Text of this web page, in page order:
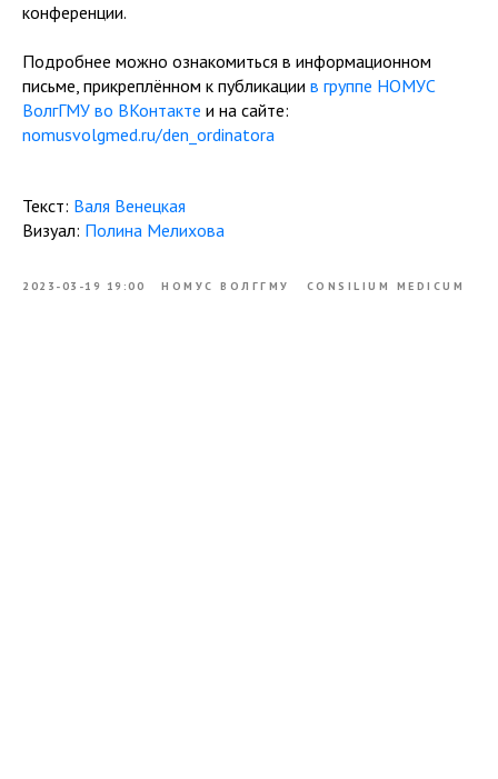
конференции.
Подробнее можно ознакомиться в информационном
письме, прикреплённом к публикации в группе НОМУС
ВолгГМУ во ВКонтакте и на сайте:
nomusvolgmed.ru/den_ordinatora
Текст: Валя Венецкая
Визуал: Полина Мелихова
2023-03-19 19:00 НОМУС ВОЛГГМУ CONSILIUM MEDICUM